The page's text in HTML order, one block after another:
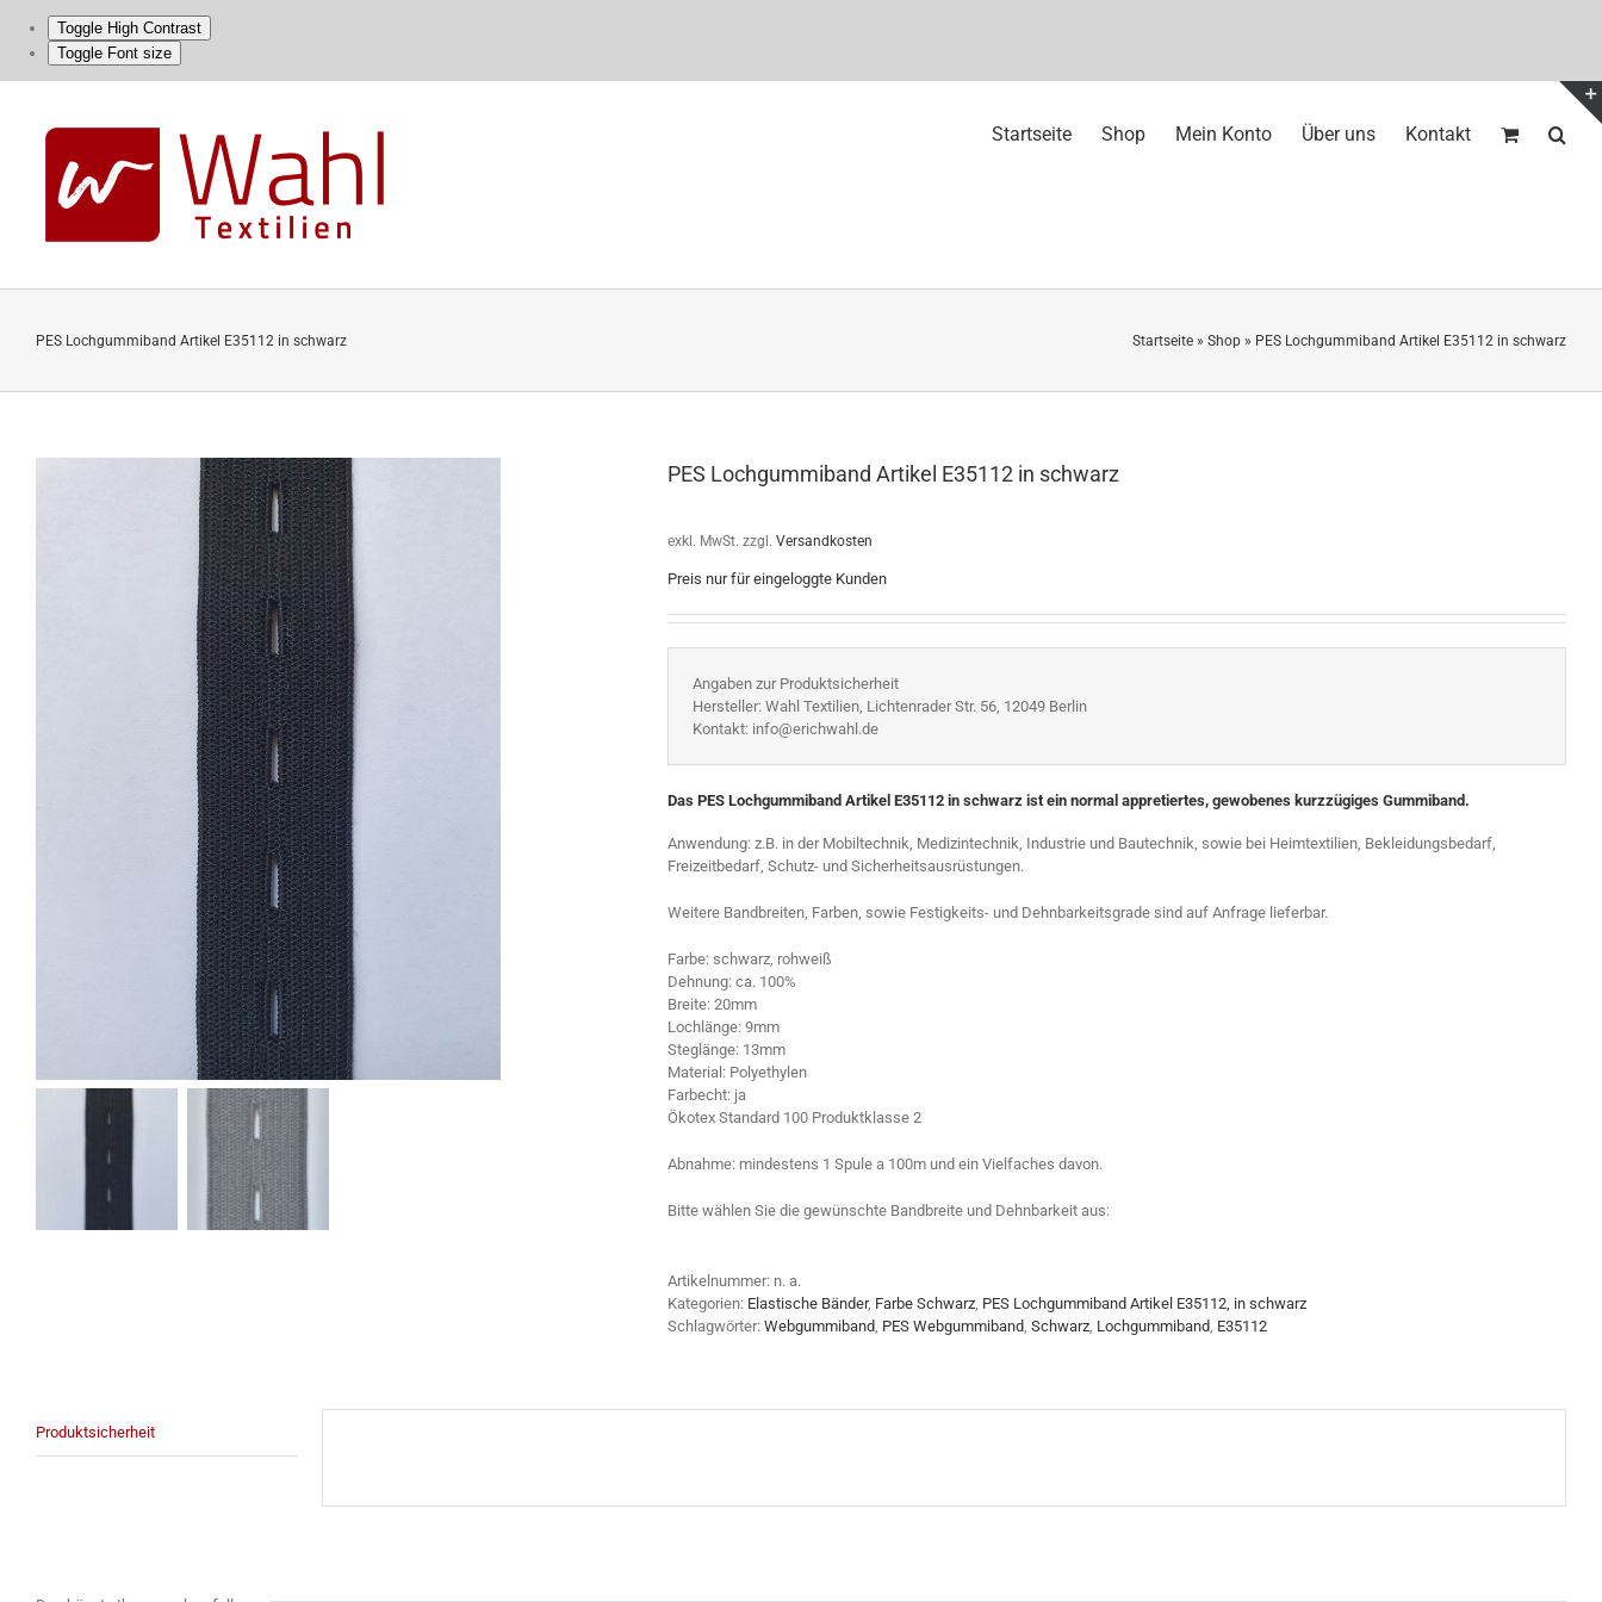
Toggle High Contrast
Toggle Font size
content
Startseite Shop Mein Konto Über uns Kontakt
PES Lochgummiband Artikel E35112 in schwarz Startseite » Shop » PES Lochgummiband Artikel E35112 in schwarz
PES Lochgummiband Artikel E35112 in schwarz
exkl. MwSt. zzgl. Versandkosten
Preis nur für eingeloggte Kunden
Angaben zur Produktsicherheit
Hersteller: Wahl Textilien, Lichtenrader Str. 56, 12049 Berlin
Kontakt: info@erichwahl.de
Das PES Lochgummiband Artikel E35112 in schwarz ist ein normal appretiertes, gewobenes kurzzügiges Gummiband.
Anwendung: z.B. in der Mobiltechnik, Medizintechnik, Industrie und Bautechnik, sowie bei Heimtextilien, Bekleidungsbedarf,
Freizeitbedarf, Schutz- und Sicherheitsausrüstungen.
Weitere Bandbreiten, Farben, sowie Festigkeits- und Dehnbarkeitsgrade sind auf Anfrage lieferbar.
Farbe: schwarz, rohweiß
Dehnung: ca. 100%
Breite: 20mm
Lochlänge: 9mm
Steglänge: 13mm
Material: Polyethylen
Farbecht: ja
Ökotex Standard 100 Produktklasse 2
Abnahme: mindestens 1 Spule a 100m und ein Vielfaches davon.
Bitte wählen Sie die gewünschte Bandbreite und Dehnbarkeit aus:
Artikelnummer: n. a.
Kategorien: Elastische Bänder, Farbe Schwarz PES Lochgummiband Artikel E35112, in schwarz
Schlagwörter: Webgummiband PES Webgummiband Schwarz Lochgummiband E35112
Produktsicherheit